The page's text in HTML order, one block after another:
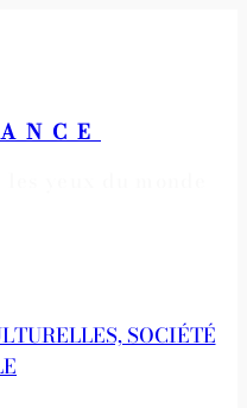
SOCIÉTÉ